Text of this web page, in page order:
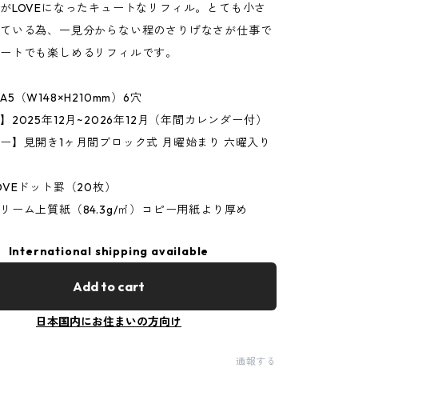
LOVEになったキュートなリフィル。とても小さ
いる為、一見分からない程のさりげなさが仕事で
トでも楽しめるリフィルです。
A5（W148×H210mm）6穴
】2025年12月~2026年12月（年間カレンダー付）
ー】見開き1ヶ月間ブロック式 月曜始まり 六曜入り
ドット罫（20枚）
リーム上質紙（84.3g/㎡）コピー用紙より厚め
International shipping available
Add to cart
日本国内にお住まいの方向け
通報する